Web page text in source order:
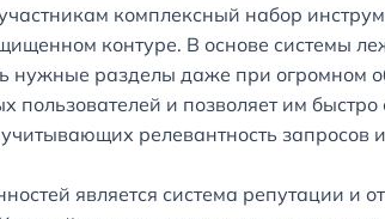
комплексный набор
контуре. В основе системы
нужные разделы даже при огромном
пользователей и позволяет им
релевантность
является система репутации